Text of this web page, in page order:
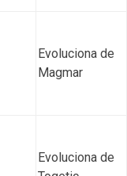
Evoluciona de
Magmar
Evoluciona de